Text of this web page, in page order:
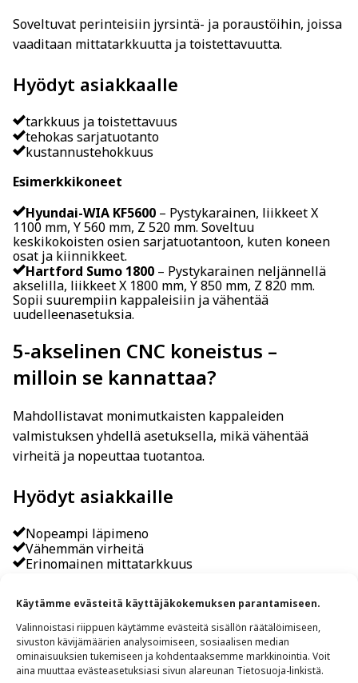
Käytämme evästeitä käyttäjäkokemuksen parantamiseen.
Valinnoistasi riippuen käytämme evästeitä sisällön räätälöimiseen,
sivuston kävijämäärien analysoimiseen, sosiaalisen median
ominaisuuksien tukemiseen ja kohdentaaksemme markkinointia. Voit
aina muuttaa evästeasetuksiasi sivun alareunan Tietosuoja-linkistä.
Soveltuvat perinteisiin jyrsintä- ja poraustöihin, joissa
vaaditaan mittatarkkuutta ja toistettavuutta.
Hyödyt asiakkaalle
tarkkuus ja toistettavuus
tehokas sarjatuotanto
kustannustehokkuus
Esimerkkikoneet
Hyundai-WIA KF5600 – Pystykarainen, liikkeet X
1100 mm, Y 560 mm, Z 520 mm. Soveltuu
keskikokoisten osien sarjatuotantoon, kuten koneen
osat ja kiinnikkeet.
Hartford Sumo 1800 – Pystykarainen neljännellä
akselilla, liikkeet X 1800 mm, Y 850 mm, Z 820 mm.
Sopii suurempiin kappaleisiin ja vähentää
uudelleenasetuksia.
5-akselinen CNC koneistus –
milloin se kannattaa?
Mahdollistavat monimutkaisten kappaleiden
valmistuksen yhdellä asetuksella, mikä vähentää
virheitä ja nopeuttaa tuotantoa.
Hyödyt asiakkaille
Nopeampi läpimeno
Vähemmän virheitä
Erinomainen mittatarkkuus
Mazak VTC-800/30 SR– Liikkuvapylväinen, liikkeet
X 3000 mm, Y 800 mm, Z 720 mm. Soveltuu suurille ja
monimuotoisille kappaleille, kuten koneenrungoille ja
alumiinikomponenteille.